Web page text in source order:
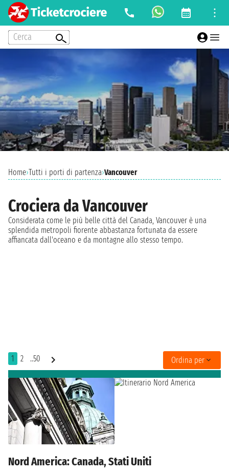
Cerca
Home›Tutti i porti di partenza›Vancouver
Crociera da Vancouver
Considerata come le più belle città del Canada, Vancouver è una
splendida metropoli fiorente abbastanza fortunata da essere
affiancata dall'oceano e da montagne allo stesso tempo.
1 2 ..50 Ordina per
Nord America: Canada, Stati Uniti